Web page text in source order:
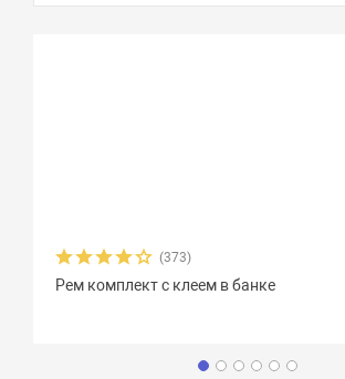
(373)
Рем комплект с клеем в банке